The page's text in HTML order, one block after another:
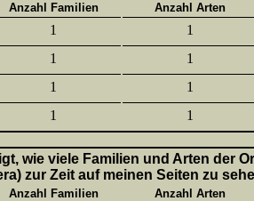
Anzahl Familien Anzahl Arten
1 1
1 1
1 1
1 1
wie viele Familien und Arten der
zur Zeit auf meinen Seiten zu
Anzahl Familien Anzahl Arten